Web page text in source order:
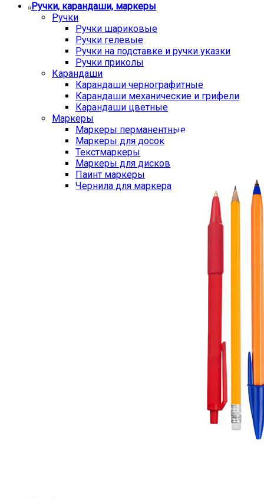
Ручки, карандаши, маркеры
Ручки
Ручки шариковые
Ручки гелевые
Ручки на подставке и ручки указки
Ручки приколы
Карандаши
Карандаши чернографитные
Карандаши механические и грифели
Карандаши цветные
Маркеры
Маркеры перманентные
Маркеры для досок
Текстмаркеры
Маркеры для дисков
Паинт маркеры
Чернила для маркера